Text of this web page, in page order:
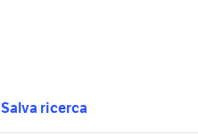
Salva ricerca